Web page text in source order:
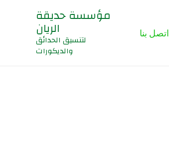
اتصل بنا
مؤسسة حديقة
الريان
لتنسيق الحدائق
والديكورات